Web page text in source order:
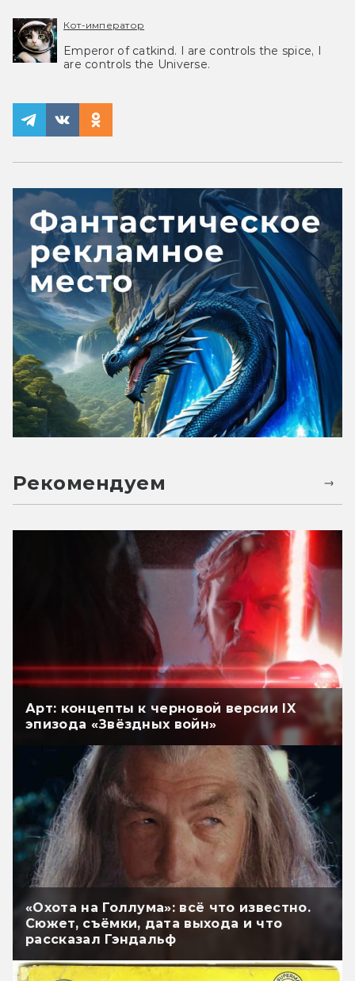
Кот-император
Emperor of catkind. I are controls the spice, I
are controls the Universe.
Рекомендуем
Арт: концепты к черновой версии IX
эпизода «Звёздных войн»
«Охота на Голлума»: всё что известно.
Сюжет, съёмки, дата выхода и что
рассказал Гэндальф